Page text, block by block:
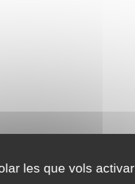
les que vols activar